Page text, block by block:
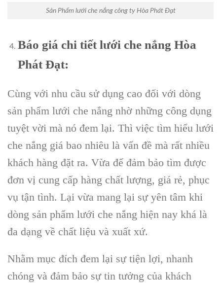
Sản Phẩm lưới che nắng công ty Hòa Phát Đạt
Báo giá chi tiết lưới che nắng Hòa
Phát Đạt:
Cùng với nhu cầu sử dụng cao đối với dòng
sản phẩm lưới che nắng nhờ những công dụng
tuyệt vời mà nó đem lại. Thì việc tìm hiểu lưới
che nắng giá bao nhiêu là vấn đề mà rất nhiều
khách hàng đặt ra. Vừa để đảm bảo tìm được
đơn vị cung cấp hàng chất lượng, giá rẻ, phục
vụ tận tình. Lại vừa mang lại sự yên tâm khi
dòng sản phẩm lưới che nắng hiện nay khá là
đa dạng về chất liệu và xuất xứ.
Nhằm mục đích đem lại sự tiện lợi, nhanh
chóng và đảm bảo sự tin tưởng của khách